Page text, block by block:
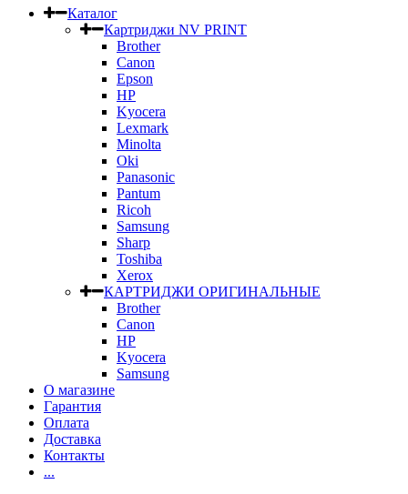
Каталог
Картриджи NV PRINT
Brother
Canon
Epson
HP
Kyocera
Lexmark
Minolta
Oki
Panasonic
Pantum
Ricoh
Samsung
Sharp
Toshiba
Xerox
КАРТРИДЖИ ОРИГИНАЛЬНЫЕ
Brother
Canon
HP
Kyocera
Samsung
О магазине
Гарантия
Оплата
Доставка
Контакты
...